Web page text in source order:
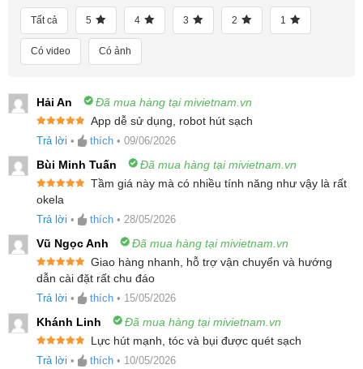
Một trong những yếu tố quyết định hiệu quả của thiết
bị làm sạch tự động chính là lực hút. Robot hút bụi
lau nhà Roborock Q7 Pro Max + sở hữu hệ thống hút
HyperForce vô cùng mạnh mẽ với lực hút lên đến
13.000 Pa.
Mức công suất này cho phép thiết bị dễ dàng loại bỏ
Tất cả 5 4 3 2 1
Có video Có ảnh
Hải An Đã mua hàng tại mivietnam.vn
hạng55
App dễ sử dụng, robot hút sạch
Trả lời • thích • 09/06/2026
Bùi Minh Tuấn Đã mua hàng tại mivietnam.vn
Được xếp
hạng55
sao
Tầm giá này mà có nhiều tính năng như vậy là rất
okela
Trả lời • thích • 28/05/2026
Vũ Ngọc Anh Đã mua hàng tại mivietnam.vn
Được xếp
hạng 55
sao
Giao hàng nhanh, hỗ trợ vận chuyển và hướng
dẫn cài đặt rất chu đáo
Trả lời • thích • 15/05/2026
Khánh Linh Đã mua hàng tại mivietnam.vn
hạng55
Lực hút mạnh, tóc và bụi được quét sạch
Trả lời • thích • 10/05/2026